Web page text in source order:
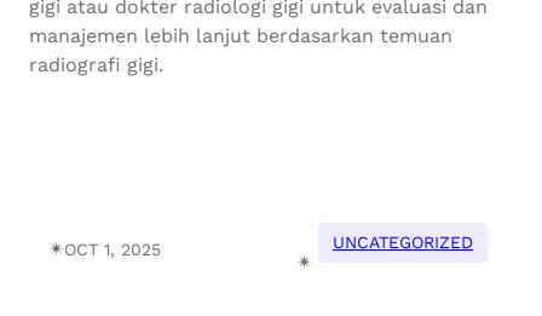
gigi atau dokter radiologi gigi untuk evaluasi dan
manajemen lebih lanjut berdasarkan temuan
radiografi gigi.
✴︎OCT 1, 2025
✴︎
UNCATEGORIZED